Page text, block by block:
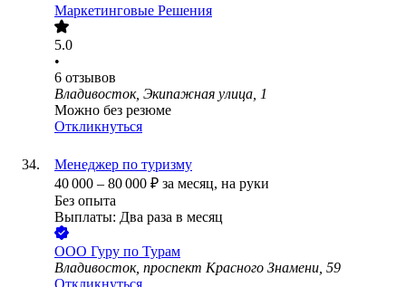
Маркетинговые Решения
5.0
•
6 отзывов
Владивосток, Экипажная улица, 1
Можно без резюме
Откликнуться
Менеджер по туризму
40 000 – 80 000 ₽ за месяц, на руки
Без опыта
Выплаты: Два раза в месяц
ООО Гуру по Турам
Владивосток, проспект Красного Знамени, 59